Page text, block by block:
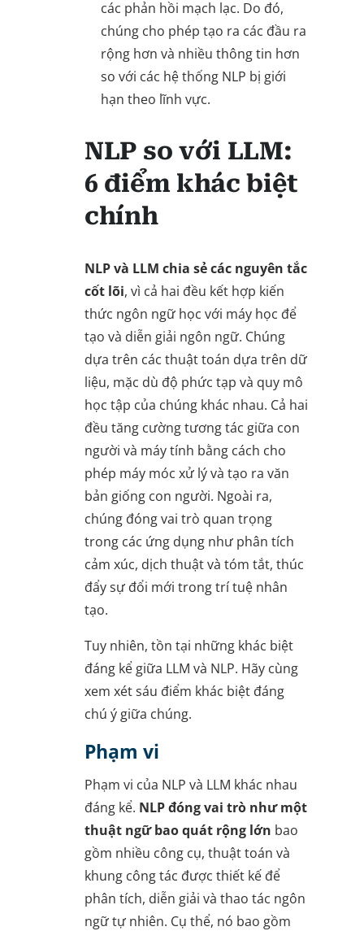
các phản hồi mạch lạc. Do đó,
chúng cho phép tạo ra các đầu ra
rộng hơn và nhiều thông tin hơn
so với các hệ thống NLP bị giới
hạn theo lĩnh vực.
NLP so với LLM:
6 điểm khác biệt
chính
NLP và LLM chia sẻ các nguyên tắc
cốt lõi, vì cả hai đều kết hợp kiến
thức ngôn ngữ học với máy học để
tạo và diễn giải ngôn ngữ. Chúng
dựa trên các thuật toán dựa trên dữ
liệu, mặc dù độ phức tạp và quy mô
học tập của chúng khác nhau. Cả hai
đều tăng cường tương tác giữa con
người và máy tính bằng cách cho
phép máy móc xử lý và tạo ra văn
bản giống con người. Ngoài ra,
chúng đóng vai trò quan trọng
trong các ứng dụng như phân tích
cảm xúc, dịch thuật và tóm tắt, thúc
đẩy sự đổi mới trong trí tuệ nhân
tạo.
Tuy nhiên, tồn tại những khác biệt
đáng kể giữa LLM và NLP. Hãy cùng
xem xét sáu điểm khác biệt đáng
chú ý giữa chúng.
Phạm vi
Phạm vi của NLP và LLM khác nhau
đáng kể. NLP đóng vai trò như một
thuật ngữ bao quát rộng lớn bao
gồm nhiều công cụ, thuật toán và
khung công tác được thiết kế để
phân tích, diễn giải và thao tác ngôn
ngữ tự nhiên. Cụ thể, nó bao gồm